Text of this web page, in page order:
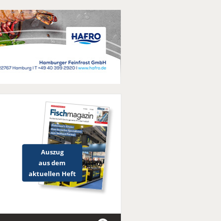
Auszug
aus dem
aktuellen Heft